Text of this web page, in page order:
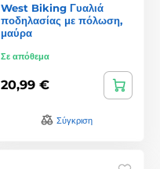
West Biking Γυαλιά
ποδηλασίας με πόλωση,
μαύρα
Σε απόθεμα
20,99 €
Σύγκριση